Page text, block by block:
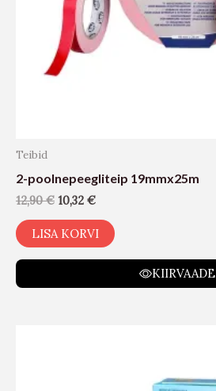
Teibid
2-poolnepeegliteip 19mmx25m
12,90€ 10,32 €
LISA KORVI
KIIRVAADE